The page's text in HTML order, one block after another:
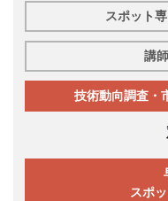
スポット
講
技術動向調査・
スポ